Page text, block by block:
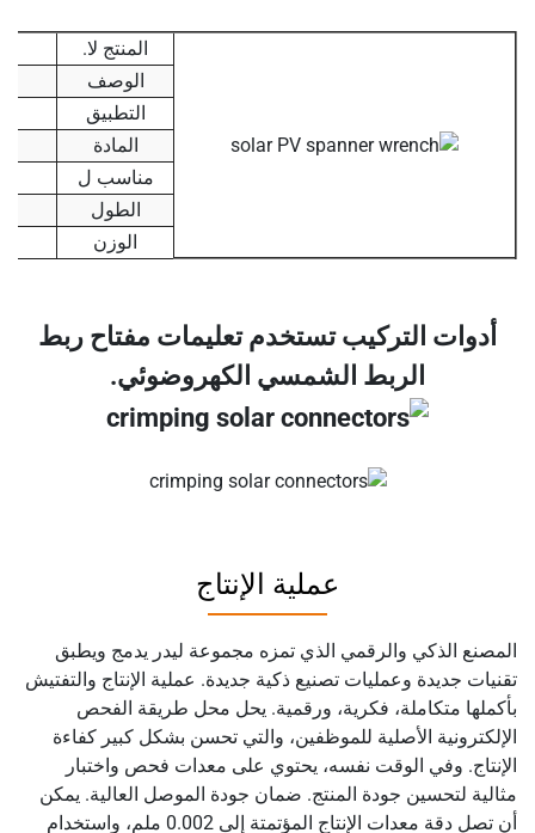
المنتج لا.
الوصف
التطبيق
المادة
مناسب ل
الطول
الوزن
أدوات التركيب تستخدم تعليمات مفتاح ربط
الربط الشمسي الكهروضوئي.
عملية الإنتاج
المصنع الذكي والرقمي الذي تمزه مجموعة ليدر يدمج ويطبق
تقنيات جديدة وعمليات تصنيع ذكية جديدة. عملية الإنتاج والتفتيش
بأكملها متكاملة، فكرية، ورقمية. يحل محل طريقة الفحص
الإلكترونية الأصلية للموظفين، والتي تحسن بشكل كبير كفاءة
الإنتاج. وفي الوقت نفسه، يحتوي على معدات فحص واختبار
مثالية لتحسين جودة المنتج. ضمان جودة الموصل العالية. يمكن
أن تصل دقة معدات الإنتاج المؤتمتة إلى 0.002 ملم، واستخدام